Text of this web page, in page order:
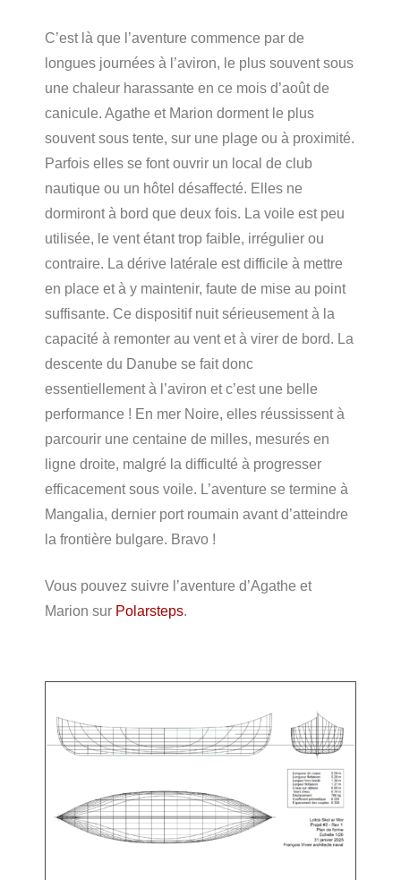
C’est là que l’aventure commence par de
longues journées à l’aviron, le plus souvent sous
une chaleur harassante en ce mois d’août de
canicule. Agathe et Marion dorment le plus
souvent sous tente, sur une plage ou à proximité.
Parfois elles se font ouvrir un local de club
nautique ou un hôtel désaffecté. Elles ne
dormiront à bord que deux fois. La voile est peu
utilisée, le vent étant trop faible, irrégulier ou
contraire. La dérive latérale est difficile à mettre
en place et à y maintenir, faute de mise au point
suffisante. Ce dispositif nuit sérieusement à la
capacité à remonter au vent et à virer de bord. La
descente du Danube se fait donc
essentiellement à l’aviron et c’est une belle
performance ! En mer Noire, elles réussissent à
parcourir une centaine de milles, mesurés en
ligne droite, malgré la difficulté à progresser
efficacement sous voile. L’aventure se termine à
Mangalia, dernier port roumain avant d’atteindre
la frontière bulgare. Bravo !
Vous pouvez suivre l’aventure d’Agathe et
Marion sur Polarsteps.